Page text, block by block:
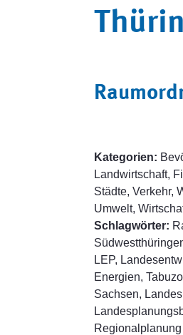
Kategorien:
Landwirtschaft,
Städte, Verkehr,
Umwelt,
Schlagwörter:
LEP,
Energien,
Sachsen,
Regionalplanung